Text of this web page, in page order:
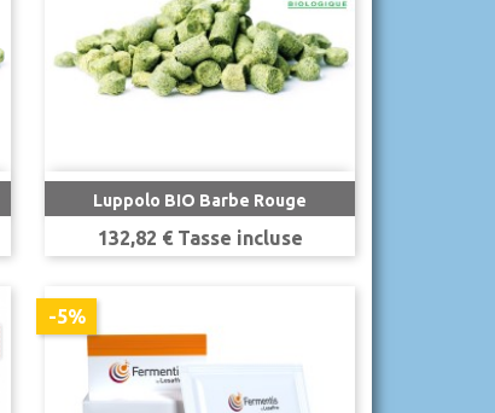
Luppolo BIO Barbe Rouge
Prezzo
132,82 € Tasse incluse
 Anteprima
-5%